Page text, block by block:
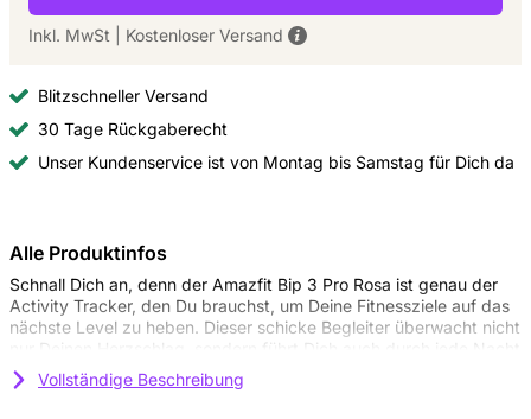
Inkl. MwSt Kostenloser Versand
Blitzschneller Versand
30 Tage Rückgaberecht
Unser Kundenservice ist von Montag bis Samstag für Dich da
Alle Produktinfos
Schnall Dich an, denn der Amazfit Bip 3 Pro Rosa ist genau der
Activity Tracker, den Du brauchst, um Deine Fitnessziele auf das
nächste Level zu heben. Dieser schicke Begleiter überwacht nicht
nur Deinen Herzschlag, sondern führt Dich auch durch jede Nacht
und hilft so, Deine Gesundheit zu verbessern, ohne dass Du extra
Aufwand betreiben musst. Im Vergleich zu anderen Modellen
Vollständige Beschreibung